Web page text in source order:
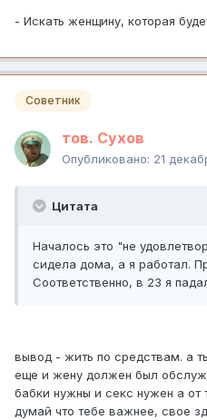
- Искать женщину, которая
Советник
тов. Сухов
Опубликовано: 21
Цитата
Началось это "не
сидела дома, а я работал.
Соответственно, в 23 я
вывод - жить по средствам. а
еще и жену должен был
бабки нужны и секс нужен а от
думай что тебе важнее, свое